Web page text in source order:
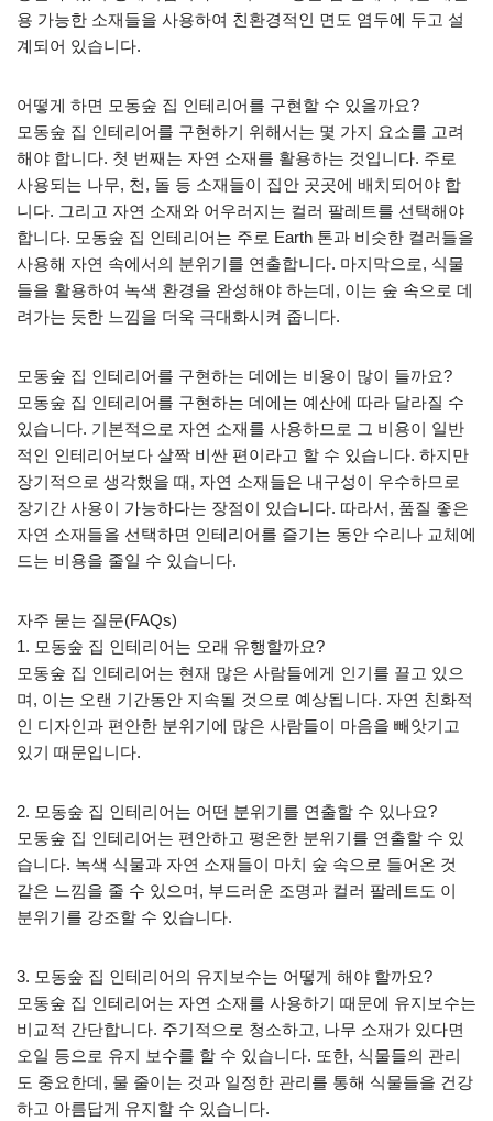
용 가능한 소재들을 사용하여 친환경적인 면도 염두에 두고 설
계되어 있습니다.
어떻게 하면 모동숲 집 인테리어를 구현할 수 있을까요?
모동숲 집 인테리어를 구현하기 위해서는 몇 가지 요소를 고려
해야 합니다. 첫 번째는 자연 소재를 활용하는 것입니다. 주로
사용되는 나무, 천, 돌 등 소재들이 집안 곳곳에 배치되어야 합
니다. 그리고 자연 소재와 어우러지는 컬러 팔레트를 선택해야
합니다. 모동숲 집 인테리어는 주로 Earth 톤과 비슷한 컬러들을
사용해 자연 속에서의 분위기를 연출합니다. 마지막으로, 식물
들을 활용하여 녹색 환경을 완성해야 하는데, 이는 숲 속으로 데
려가는 듯한 느낌을 더욱 극대화시켜 줍니다.
모동숲 집 인테리어를 구현하는 데에는 비용이 많이 들까요?
모동숲 집 인테리어를 구현하는 데에는 예산에 따라 달라질 수
있습니다. 기본적으로 자연 소재를 사용하므로 그 비용이 일반
적인 인테리어보다 살짝 비싼 편이라고 할 수 있습니다. 하지만
장기적으로 생각했을 때, 자연 소재들은 내구성이 우수하므로
장기간 사용이 가능하다는 장점이 있습니다. 따라서, 품질 좋은
자연 소재들을 선택하면 인테리어를 즐기는 동안 수리나 교체에
드는 비용을 줄일 수 있습니다.
자주 묻는 질문(FAQs)
1. 모동숲 집 인테리어는 오래 유행할까요?
모동숲 집 인테리어는 현재 많은 사람들에게 인기를 끌고 있으
며, 이는 오랜 기간동안 지속될 것으로 예상됩니다. 자연 친화적
인 디자인과 편안한 분위기에 많은 사람들이 마음을 빼앗기고
있기 때문입니다.
2. 모동숲 집 인테리어는 어떤 분위기를 연출할 수 있나요?
모동숲 집 인테리어는 편안하고 평온한 분위기를 연출할 수 있
습니다. 녹색 식물과 자연 소재들이 마치 숲 속으로 들어온 것
같은 느낌을 줄 수 있으며, 부드러운 조명과 컬러 팔레트도 이
분위기를 강조할 수 있습니다.
3. 모동숲 집 인테리어의 유지보수는 어떻게 해야 할까요?
모동숲 집 인테리어는 자연 소재를 사용하기 때문에 유지보수는
비교적 간단합니다. 주기적으로 청소하고, 나무 소재가 있다면
오일 등으로 유지 보수를 할 수 있습니다. 또한, 식물들의 관리
도 중요한데, 물 줄이는 것과 일정한 관리를 통해 식물들을 건강
하고 아름답게 유지할 수 있습니다.